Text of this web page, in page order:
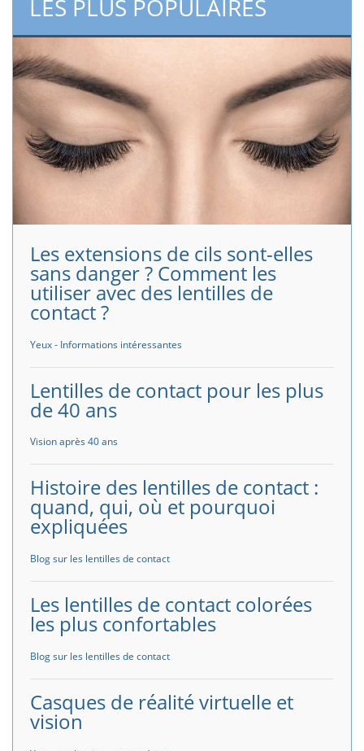
LES PLUS POPULAIRES
Les extensions de cils sont-elles
sans danger ? Comment les
utiliser avec des lentilles de
contact ?
Yeux - Informations intéressantes
Lentilles de contact pour les plus
de 40 ans
Vision après 40 ans
Histoire des lentilles de contact :
quand, qui, où et pourquoi
expliquées
Blog sur les lentilles de contact
Les lentilles de contact colorées
les plus confortables
Blog sur les lentilles de contact
Casques de réalité virtuelle et
vision